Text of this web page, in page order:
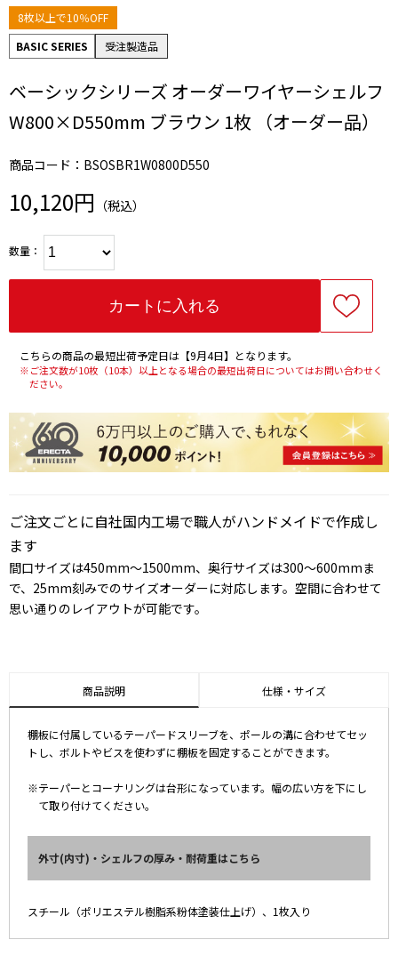
8枚以上で10％OFF
BASIC SERIES
受注製造品
ベーシックシリーズ オーダーワイヤーシェルフ
W800×D550mm ブラウン 1枚 （オーダー品）
商品コード：BSOSBR1W0800D550
10,120円 （税込）
数量：
こちらの商品の最短出荷予定日は【9月4日】となります。
※ご注文数が10枚（10本）以上となる場合の最短出荷日についてはお問い合わせく
ださい。
ご注文ごとに自社国内工場で職人がハンドメイドで作成し
ます
間口サイズは450mm～1500mm、奥行サイズは300～600mmま
で、25mm刻みでのサイズオーダーに対応します。空間に合わせて
思い通りのレイアウトが可能です。
商品説明 仕様・サイズ
棚板に付属しているテーパードスリーブを、ポールの溝に合わせてセッ
トし、ボルトやビスを使わずに棚板を固定することができます。
※テーパーとコーナリングは台形になっています。幅の広い方を下にし
て取り付けてください。
外寸(内寸)・シェルフの厚み・耐荷重はこちら
スチール（ポリエステル樹脂系粉体塗装仕上げ）、1枚入り